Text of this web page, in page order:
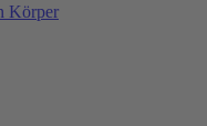
Körper